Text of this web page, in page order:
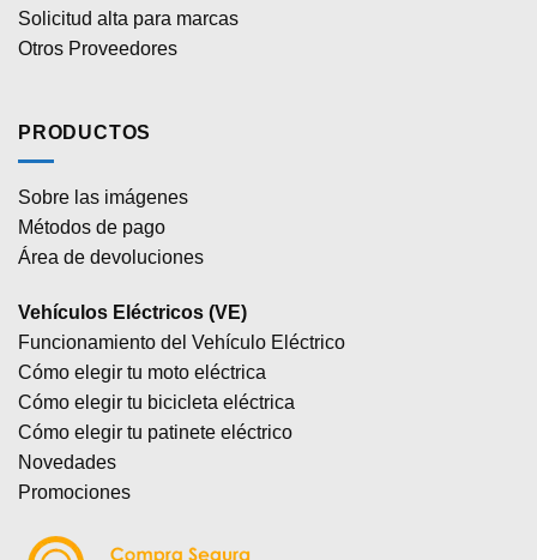
Solicitud alta para marcas
Otros Proveedores
PRODUCTOS
Sobre las imágenes
Métodos de pago
Área de devoluciones
Vehículos Eléctricos (VE)
Funcionamiento del Vehículo Eléctrico
Cómo elegir tu moto eléctrica
Cómo elegir tu bicicleta eléctrica
Cómo elegir tu patinete eléctrico
Novedades
Promociones